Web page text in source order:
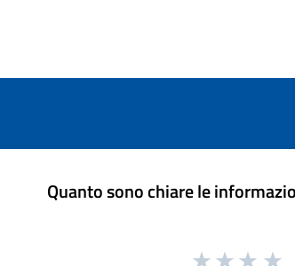
Quanto sono chiare le